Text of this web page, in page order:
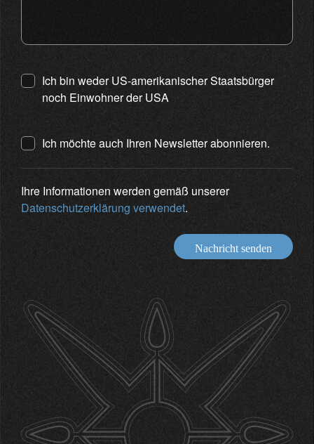
Ich bin weder US-amerikanischer Staatsbürger
noch Einwohner der USA
Ich möchte auch Ihren Newsletter abonnieren.
Ihre Informationen werden gemäß unserer
Datenschutzerklärung verwendet.
Nachricht senden